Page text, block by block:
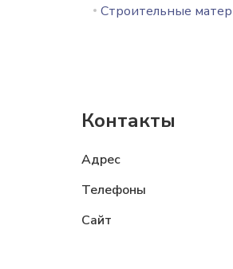
Строительные
Контакты
Адрес
Телефоны
Сайт